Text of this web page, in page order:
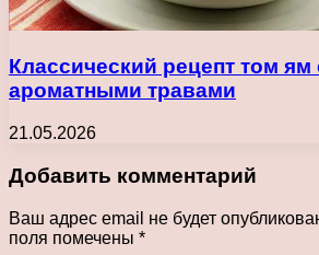
Классический рецепт том ям
ароматными травами
21.05.2026
Добавить комментарий
Ваш адрес email не будет
поля помечены *